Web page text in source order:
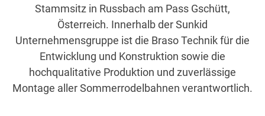
Stammsitz in Russbach am Pass Gschütt,
Österreich. Innerhalb der Sunkid
Unternehmensgruppe ist die Braso Technik für die
Entwicklung und Konstruktion sowie die
hochqualitative Produktion und zuverlässige
Montage aller Sommerrodelbahnen verantwortlich.